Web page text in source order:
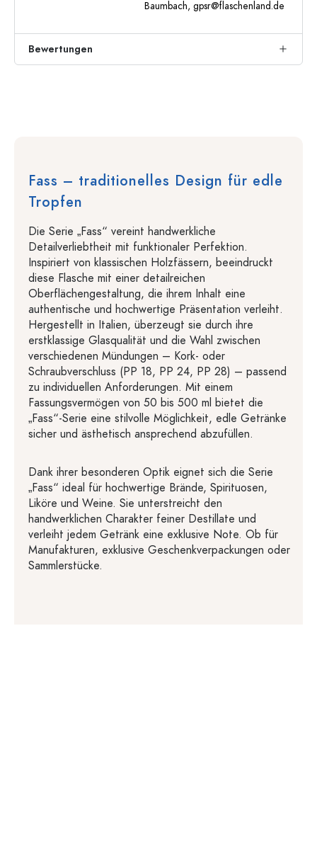
Baumbach, gpsr@flaschenland.de
Bewertungen
Fass – traditionelles Design für edle
Tropfen
Die Serie „Fass“ vereint handwerkliche
Detailverliebtheit mit funktionaler Perfektion.
Inspiriert von klassischen Holzfässern, beeindruckt
diese Flasche mit einer detailreichen
Oberflächengestaltung, die ihrem Inhalt eine
authentische und hochwertige Präsentation verleiht.
Hergestellt in Italien, überzeugt sie durch ihre
erstklassige Glasqualität und die Wahl zwischen
verschiedenen Mündungen – Kork- oder
Schraubverschluss (PP 18, PP 24, PP 28) – passend
zu individuellen Anforderungen. Mit einem
Fassungsvermögen von 50 bis 500 ml bietet die
„Fass“-Serie eine stilvolle Möglichkeit, edle Getränke
sicher und ästhetisch ansprechend abzufüllen.
Dank ihrer besonderen Optik eignet sich die Serie
„Fass“ ideal für hochwertige Brände, Spirituosen,
Liköre und Weine. Sie unterstreicht den
handwerklichen Charakter feiner Destillate und
verleiht jedem Getränk eine exklusive Note. Ob für
Manufakturen, exklusive Geschenkverpackungen oder
Sammlerstücke.